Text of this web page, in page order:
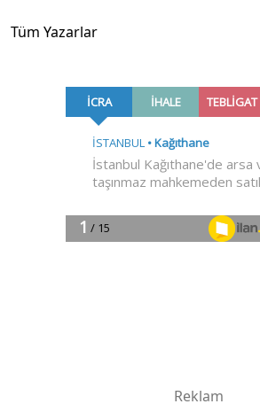
Tüm Yazarlar